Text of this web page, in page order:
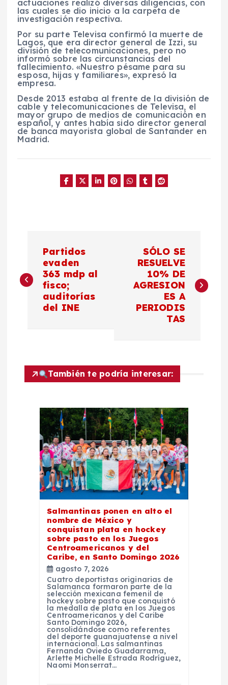
actuaciones realizó diversas diligencias, con
las cuales se dio inicio a la carpeta de
investigación respectiva.
Por su parte Televisa confirmó la muerte de
Lagos, que era director general de Izzi, su
división de telecomunicaciones, pero no
informó sobre las circunstancias del
fallecimiento. «Nuestro pésame para su
esposa, hijas y familiares», expresó la
empresa.
Desde 2013 estaba al frente de la división de
cable y telecomunicaciones de Televisa, el
mayor grupo de medios de comunicación en
español, y antes había sido director general
de banca mayorista global de Santander en
Madrid.
a
v
a
Partidos
evaden
363 mdp al
fisco;
auditorías
del INE
SÓLO SE
RESUELVE
10% DE
AGRESION
ES A
PERIODIS
TAS
También te podría interesar:
Salmantinas ponen en alto el
nombre de México y
conquistan plata en hockey
sobre pasto en los Juegos
Centroamericanos y del
Caribe, en Santo Domingo 2026
agosto 7, 2026
Cuatro deportistas originarias de
Salamanca formaron parte de la
selección mexicana femenil de
hockey sobre pasto que conquistó
la medalla de plata en los Juegos
Centroamericanos y del Caribe
Santo Domingo 2026,
consolidándose como referentes
del deporte guanajuatense a nivel
internacional. Las salmantinas
Fernanda Oviedo Guadarrama,
Arlette Michelle Estrada Rodríguez,
Naomi Monserrat…